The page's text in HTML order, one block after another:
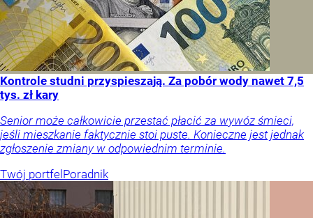
Kontrole studni przyspieszają. Za pobór wody nawet 7,5
tys. zł kary
Senior może całkowicie przestać płacić za wywóz śmieci,
jeśli mieszkanie faktycznie stoi puste. Konieczne jest jednak
zgłoszenie zmiany w odpowiednim terminie.
Twój portfelPoradnik